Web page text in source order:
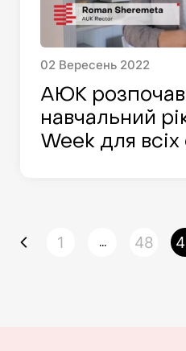
02 Вересень 2022
АЮК
навчальний
Week для всіх
1 ... 48